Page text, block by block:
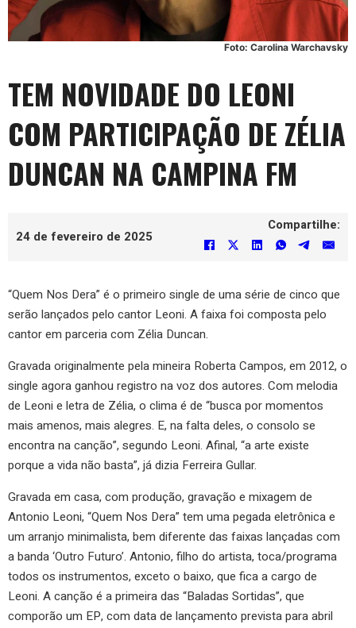
Foto: Carolina Warchavsky
TEM NOVIDADE DO LEONI
COM PARTICIPAÇÃO DE ZÉLIA
DUNCAN NA CAMPINA FM
24 de fevereiro de 2025
Compartilhe:
“Quem Nos Dera” é o primeiro single de uma série de cinco que
serão lançados pelo cantor Leoni. A faixa foi composta pelo
cantor em parceria com Zélia Duncan.
Gravada originalmente pela mineira Roberta Campos, em 2012, o
single agora ganhou registro na voz dos autores. Com melodia
de Leoni e letra de Zélia, o clima é de “busca por momentos
mais amenos, mais alegres. E, na falta deles, o consolo se
encontra na canção”, segundo Leoni. Afinal, “a arte existe
porque a vida não basta”, já dizia Ferreira Gullar.
Gravada em casa, com produção, gravação e mixagem de
Antonio Leoni, “Quem Nos Dera” tem uma pegada eletrônica e
um arranjo minimalista, bem diferente das faixas lançadas com
a banda ‘Outro Futuro’. Antonio, filho do artista, toca/programa
todos os instrumentos, exceto o baixo, que fica a cargo de
Leoni. A canção é a primeira das “Baladas Sortidas”, que
comporão um EP, com data de lançamento prevista para abril